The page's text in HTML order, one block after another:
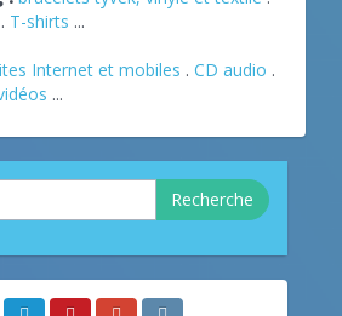
. T-shirts ...
Internet et mobiles . CD audio .
...
Recherche